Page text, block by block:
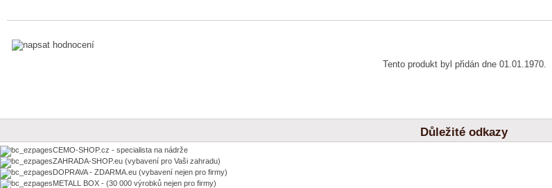
Tento produkt byl přidán dne 01.01.1970.
Důležité odkazy
CEMO-SHOP.cz - specialista na nádrže
ZAHRADA-SHOP.eu (vybavení pro Vaši zahradu)
DOPRAVA - ZDARMA.eu (vybavení nejen pro firmy)
METALL BOX - (30 000 výrobků nejen pro firmy)